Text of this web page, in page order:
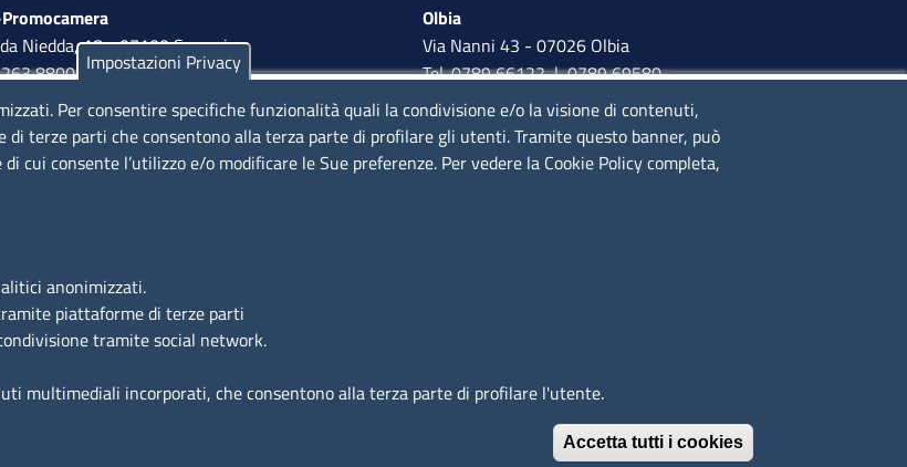
Niedda, 18 - 07100 Sassari
8800 | Fax 079 2638810
venerdì: 10,00 - 13,00; mercoledì pomeriggio:
Olbia
Via Nanni 43 - 07026 Olbia
Tel. 0789 66122 | 0789 69580
mail:ufficio.olbia@ss.camcom.it
lunedì al venerdì: 9,00 - 12,00; lunedì pomeriggio: 16,00 -
17,00
di illecito
Trasparente
di accessibilità
È un servizio realizzato da
Impostazioni Privacy
Per consentire specifiche funzionalità quali la condivisione e/o la visione di contenuti,
di terze parti che consentono alla terza parte di profilare gli utenti. Tramite questo banner, può
cui consente l’utilizzo e/o modificare le Sue preferenze. Per vedere la Cookie Policy completa,
anonimizzati.
piattaforme di terze parti
tramite social network.
multimediali incorporati, che consentono alla terza parte di profilare l'utente.
Accetta tutti i cookies